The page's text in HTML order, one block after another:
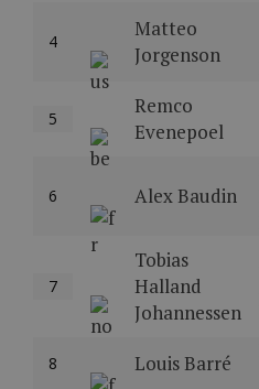
4
Matteo
Jorgenson
5
Remco
Evenepoel
6 Alex Baudin
7
Tobias
Halland
Johannessen
8 Louis Barré